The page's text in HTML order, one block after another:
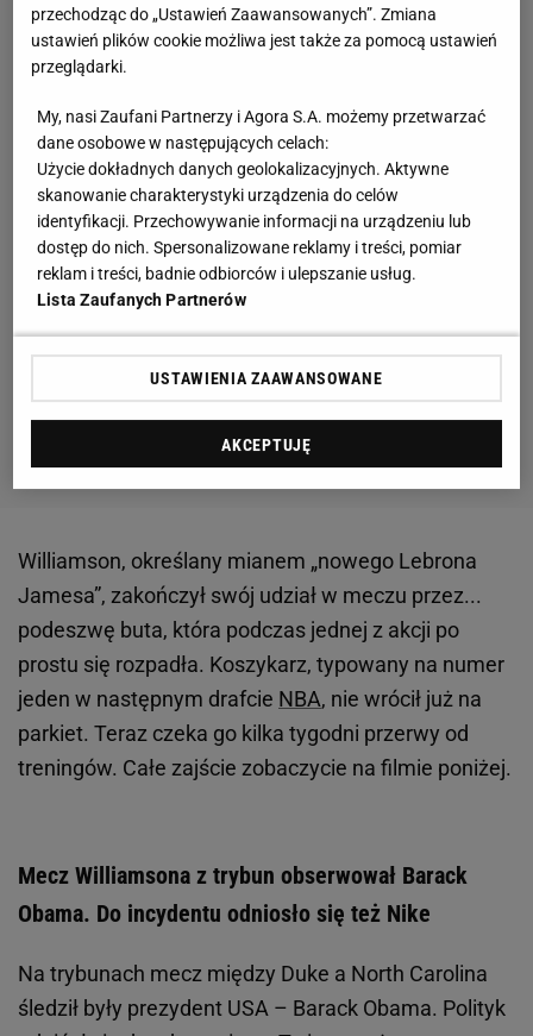
Williamson, określany mianem „nowego Lebrona
Jamesa”, zakończył swój udział w meczu przez...
podeszwę buta, która podczas jednej z akcji po
prostu się rozpadła. Koszykarz, typowany na numer
jeden w następnym drafcie NBA, nie wrócił już na
parkiet. Teraz czeka go kilka tygodni przerwy od
treningów. Całe zajście zobaczycie na filmie poniżej.
Mecz Williamsona z trybun obserwował Barack
Obama. Do incydentu odniosło się też Nike
Na trybunach mecz między Duke a North Carolina
śledził były prezydent USA – Barack Obama. Polityk
przechodząc do „Ustawień Zaawansowanych”. Zmiana
ustawień plików cookie możliwa jest także za pomocą ustawień
przeglądarki.
My, nasi Zaufani Partnerzy i Agora S.A. możemy przetwarzać
dane osobowe w następujących celach:
Użycie dokładnych danych geolokalizacyjnych. Aktywne
skanowanie charakterystyki urządzenia do celów
identyfikacji. Przechowywanie informacji na urządzeniu lub
dostęp do nich. Spersonalizowane reklamy i treści, pomiar
reklam i treści, badnie odbiorców i ulepszanie usług.
Lista Zaufanych Partnerów
USTAWIENIA ZAAWANSOWANE
AKCEPTUJĘ